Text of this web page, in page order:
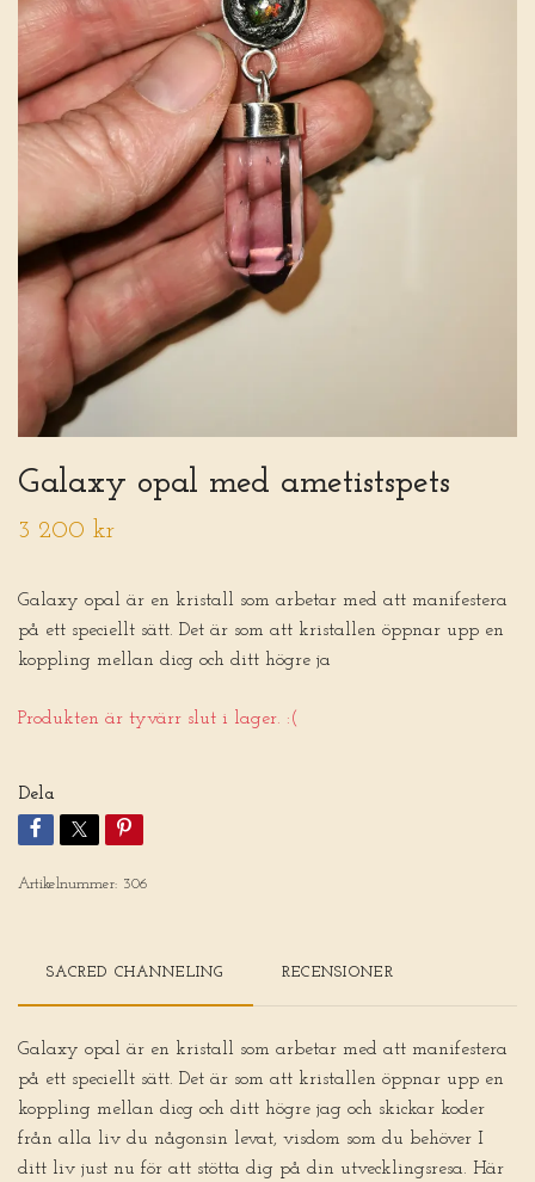
Galaxy opal med ametistspets
3 200 kr
Galaxy opal är en kristall som arbetar med att manifestera
på ett speciellt sätt. Det är som att kristallen öppnar upp en
koppling mellan dicg och ditt högre ja
Produkten är tyvärr slut i lager. :(
Dela
Artikelnummer: 306
SACRED CHANNELING RECENSIONER
Galaxy opal är en kristall som arbetar med att manifestera
på ett speciellt sätt. Det är som att kristallen öppnar upp en
koppling mellan dicg och ditt högre jag och skickar koder
från alla liv du någonsin levat, visdom som du behöver I
ditt liv just nu för att stötta dig på din utvecklingsresa. Här